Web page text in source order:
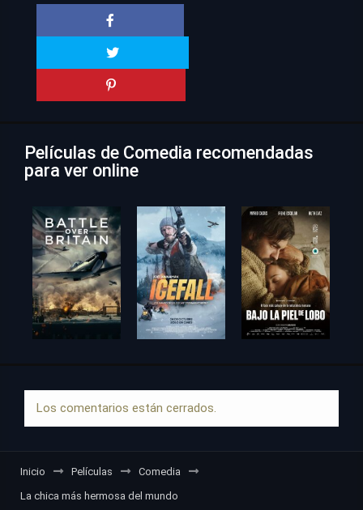
Películas de Comedia recomendadas
para ver online
Los comentarios están cerrados.
Inicio Películas
Comedia
La chica más hermosa del mundo